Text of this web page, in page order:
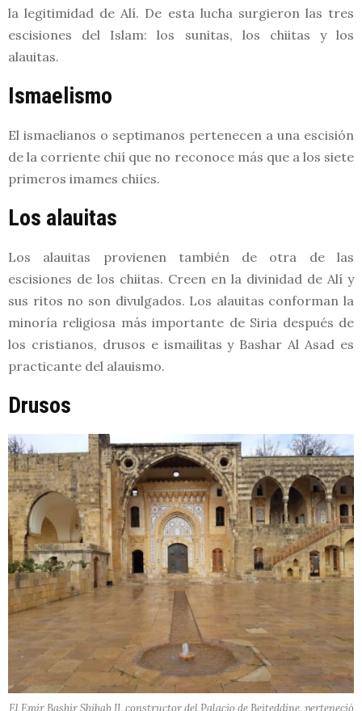
la legitimidad de Alí. De esta lucha surgieron las tres
escisiones del Islam: los sunitas, los chiitas y los
alauitas.
Ismaelismo
El ismaelianos o septimanos pertenecen a una escisión
de la corriente chií que no reconoce más que a los siete
primeros imames chiíes.
Los alauitas
Los alauitas provienen también de otra de las
escisiones de los chiitas. Creen en la divinidad de Alí y
sus ritos no son divulgados. Los alauitas conforman la
minoría religiosa más importante de Siria después de
los cristianos, drusos e ismailitas y Bashar Al Asad es
practicante del alauismo.
Drusos
El Emir Bashir Shihab II, constructor del Palacio de Beiteddine, perteneció